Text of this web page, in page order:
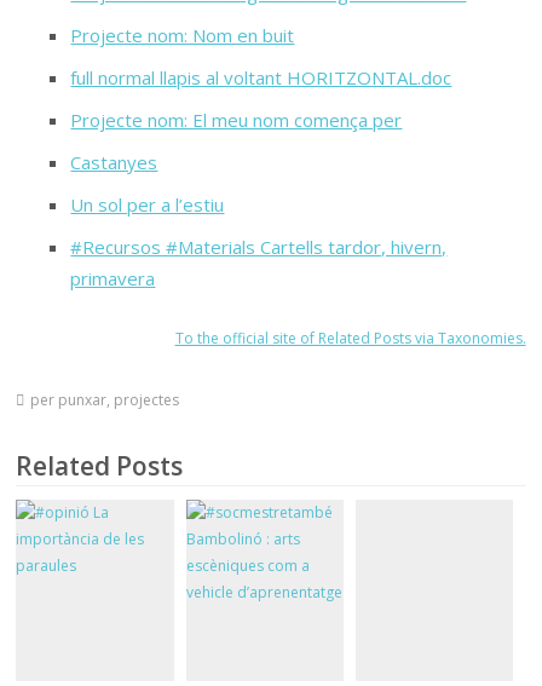
Projecte nom: Nom en buit
full normal llapis al voltant HORITZONTAL.doc
Projecte nom: El meu nom comença per
Castanyes
Un sol per a l’estiu
#Recursos #Materials Cartells tardor, hivern,
primavera
To the official site of Related Posts via Taxonomies.
per punxar, projectes
Related Posts